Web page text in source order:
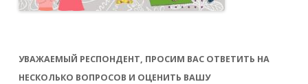
УВАЖАЕМЫЙ РЕСПОНДЕНТ, ПРОСИМ ВАС ОТВЕТИТЬ НА
НЕСКОЛЬКО ВОПРОСОВ И ОЦЕНИТЬ ВАШУ